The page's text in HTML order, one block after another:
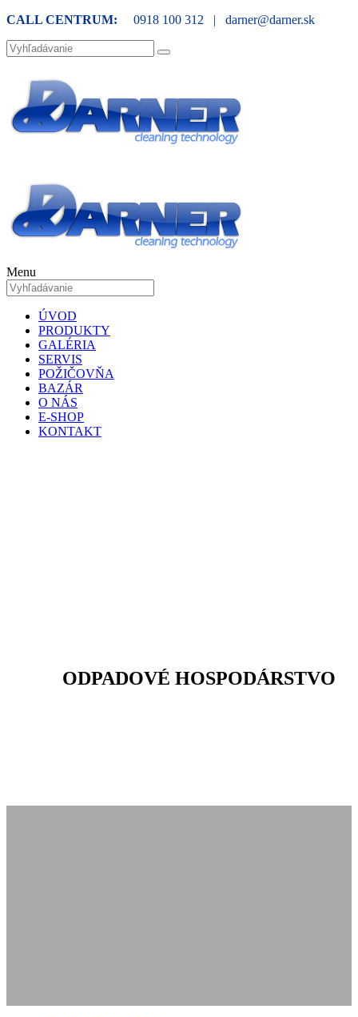
CALL CENTRUM: 0918 100 312 | darner@darner.sk
Menu
ÚVOD
PRODUKTY
GALÉRIA
SERVIS
POŽIČOVŇA
BAZÁR
O NÁS
E-SHOP
KONTAKT
ODPADOVÉ HOSPODÁRSTVO